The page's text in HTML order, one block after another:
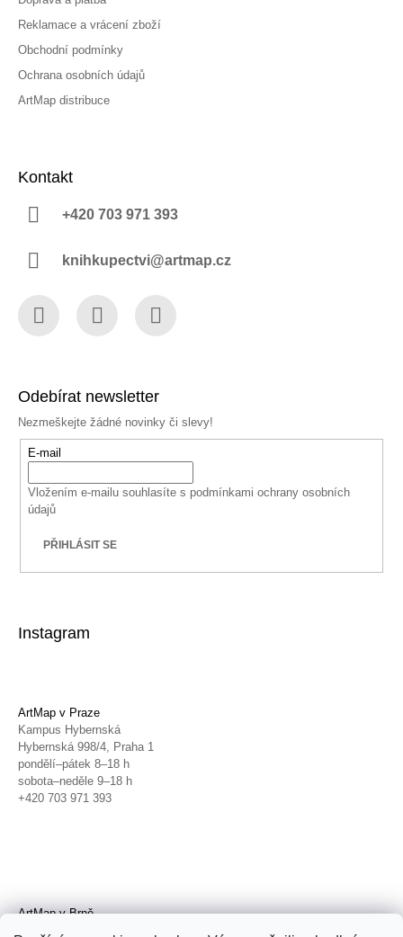
Reklamace a vrácení zboží
Obchodní podmínky
Ochrana osobních údajů
ArtMap distribuce
Kontakt
+420 703 971 393
knihkupectvi@artmap.cz
Odebírat newsletter
Nezmeškejte žádné novinky či slevy!
E-mail
Vložením e-mailu souhlasíte s podmínkami ochrany osobních
údajů
PŘIHLÁSIT SE
Instagram
ArtMap v Praze
Kampus Hybernská
Hybernská 998/4, Praha 1
pondělí–pátek 8–18 h
sobota–neděle 9–18 h
+420 703 971 393
ArtMap v Brně